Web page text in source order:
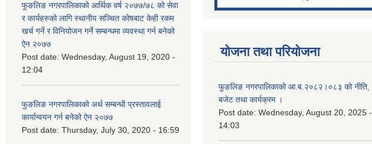
फूङलिङ नगरपालिकाको आर्थिक वर्ष २०७७/७८ को सेवा
र कार्यहरुको लागि स्थानीय सञ्चित कोषबाट केही रकम
खर्च गर्ने र विनियोजन गर्ने सम्बन्धमा व्यवस्था गर्न बनेको
ऐन २०७७
Post date: Wednesday, August 19, 2020 -
12:04
फुङलिङ नगरपालिकाको अर्थ सम्बन्धी प्रस्तावलाई
कार्यान्वयन गर्न बनेको ऐन २०७७
Post date: Thursday, July 30, 2020 - 16:59
योजना तथा परियोजना
फुङलिङ नगरपालिकाको आ.ब.२०८२।०८३ को नीति‚
बजेट तथा कार्यक्रम ।
Post date: Wednesday, August 20, 2025 -
14:03